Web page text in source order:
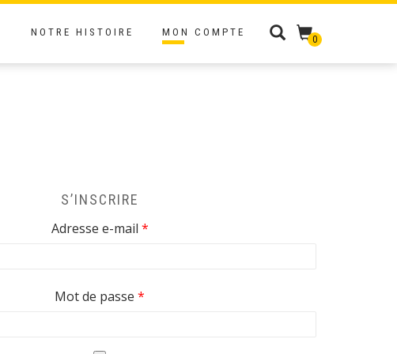
NOTRE HISTOIRE MON COMPTE
0
S’INSCRIRE
Adresse e-mail *Obligatoire
Mot de passe*